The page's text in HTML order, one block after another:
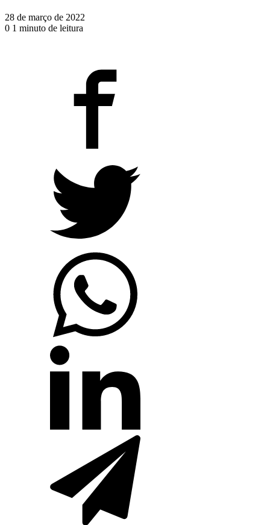
28 de março de 2022
0 1 minuto de leitura